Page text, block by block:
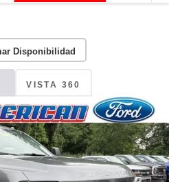
Disponibilidad
VISTA 360